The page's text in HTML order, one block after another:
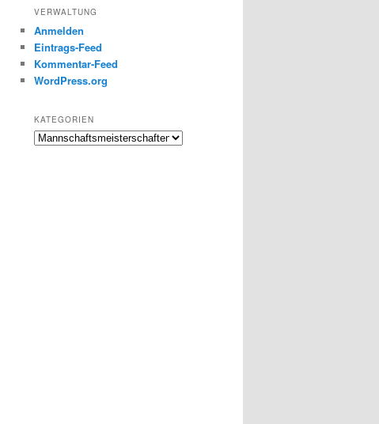
h
n
VERWALTUNG
Anmelden
Eintrags-Feed
Kommentar-Feed
WordPress.org
KATEGORIEN
Kategorien